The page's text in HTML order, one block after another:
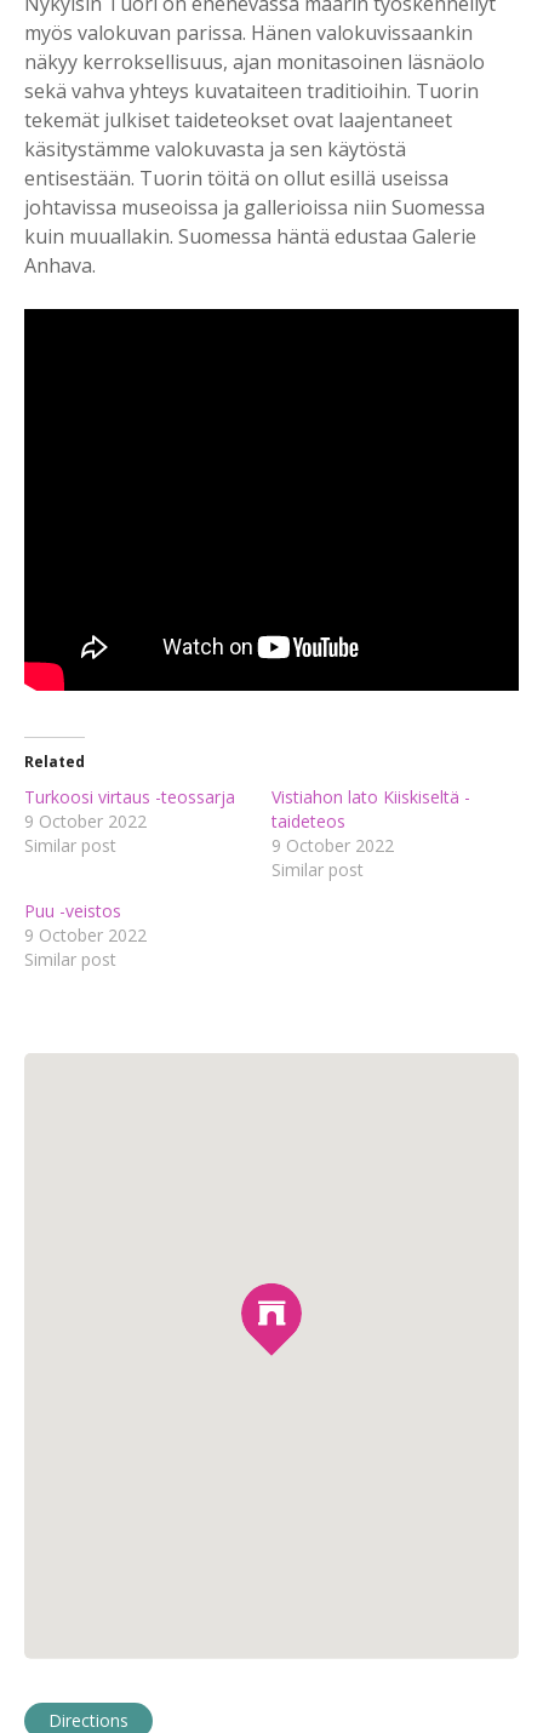
myös valokuvan parissa. Hänen valokuvissaankin
näkyy kerroksellisuus, ajan monitasoinen läsnäolo
sekä vahva yhteys kuvataiteen traditioihin. Tuorin
tekemät julkiset taideteokset ovat laajentaneet
käsitystämme valokuvasta ja sen käytöstä
entisestään. Tuorin töitä on ollut esillä useissa
johtavissa museoissa ja gallerioissa niin Suomessa
kuin muuallakin. Suomessa häntä edustaa Galerie
Anhava.
Related
Turkoosi virtaus -teossarja
9 October 2022
Similar post
Vistiahon lato Kiiskiseltä -
taideteos
9 October 2022
Similar post
Puu -veistos
9 October 2022
Similar post
Directions